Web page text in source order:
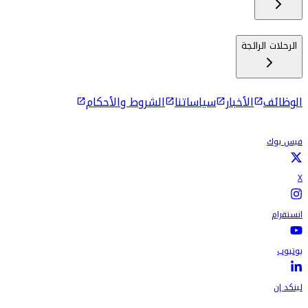
الرحلات الرائجة
الوظائف الأخبار سياساتنا الشروط والأحكام
فيس بوك
X
انستقرام
يوتيوب
لينكد إن